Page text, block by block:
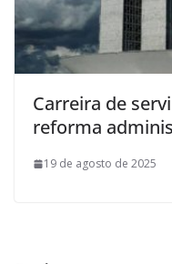
Carreira de
reforma
19 de agosto de 2025